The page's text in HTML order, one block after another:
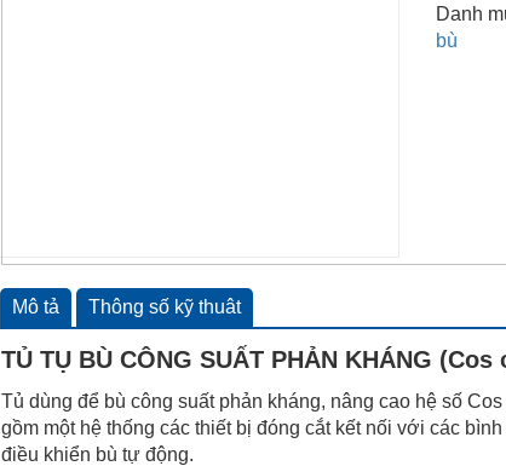
Danh
bù
Mô tả Thông số kỹ thuât
TỦ TỤ BÙ CÔNG SUẤT PHẢN KHÁNG (Cos
Tủ dùng để bù công suất phản kháng, nâng cao hệ số
gồm một hệ thống các thiết bị đóng cắt kết nối với các
điều khiển bù tự động.